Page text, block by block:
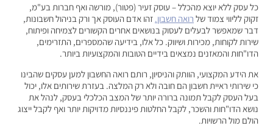
כל עסק ללא יוצא מהכלל – עוסק זעיר (פטור), מורשה ואף חברות בע"מ,
זקוק לליווי צמוד של רואה חשבון. זהו אדם העוסק אך ורק בניהול חשבונות,
דבר שמאפשר לבעלים לעסוק בנושאים אחרים הקשורים לצמיחה ופיתוח,
שירות לקוחות, מכירות ושיווק. כל אלו, בידיעה שהמספרים, התזרימים,
הדו"חות והמאזנים נמצאים בידיים הטובות והמקצועיות ביותר.
את הידע המקצועי, הוותק והניסיון, רותם רואה החשבון למען עסקים שהבינו
כי שירותי ראיית חשבון הם חובה ולא רק המלצה. בעזרת שירותים אלו, יכול
בעל העסק לקבל תמונה ברורה יותר של המצב הכלכלי בעסק, לנהל את
נושא הדו"חות והשכר, לקבל החלטות פיננסיות מדויקות יותר ואף לקבל ייצוג
הולם מול הרשויות.